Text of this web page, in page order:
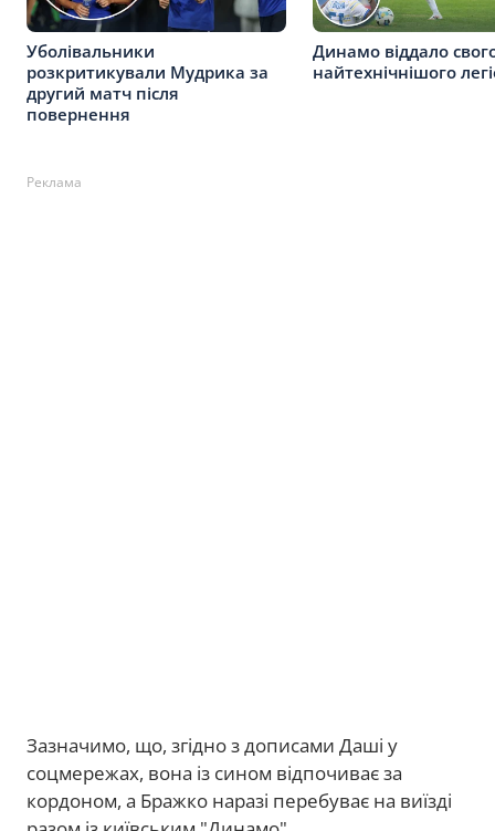
Уболівальники
розкритикували Мудрика за
другий матч після
повернення
Динамо віддало
найтехнічнішого
Реклама
Зазначимо, що, згідно з дописами Даші у
соцмережах, вона із сином відпочиває за
кордоном, а Бражко наразі перебуває на виїзді